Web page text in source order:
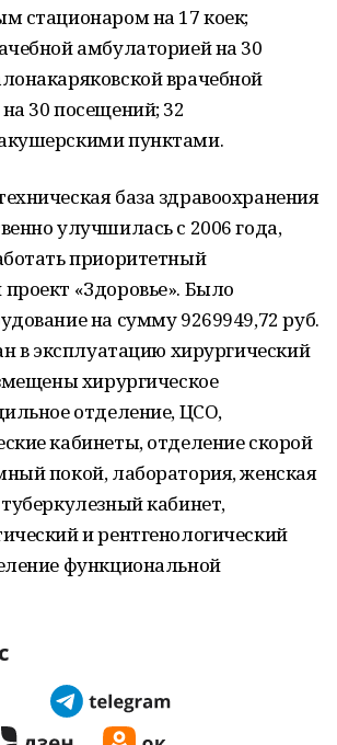
стационаром на 17 коек;
амбулаторией на 30
врачебной
30 посещений; 32
пунктами.
база здравоохранения
улучшилась с 2006 года,
приоритетный
«Здоровье». Было
на сумму 9269949,72 руб.
в эксплуатацию хирургический
хирургическое
отделение, ЦСО,
кабинеты, отделение скорой
покой, лаборатория, женская
кабинет,
и рентгенологический
функциональной